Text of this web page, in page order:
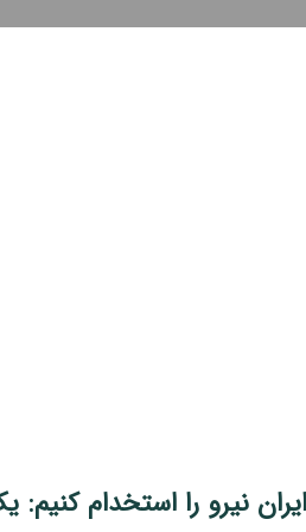
نیرو را استخدام کنیم: